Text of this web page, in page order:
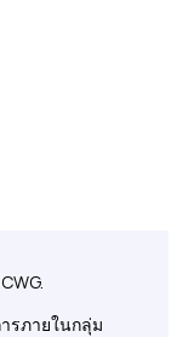
รภายในกลุ่ม